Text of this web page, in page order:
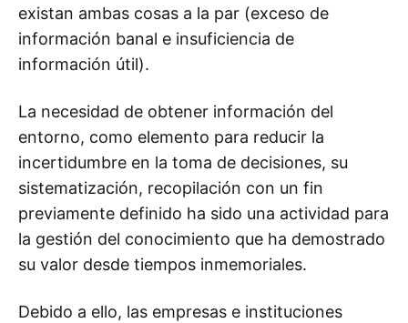
existan ambas cosas a la par (exceso de
información banal e insuficiencia de
información útil).
La necesidad de obtener información del
entorno, como elemento para reducir la
incertidumbre en la toma de decisiones, su
sistematización, recopilación con un fin
previamente definido ha sido una actividad para
la gestión del conocimiento que ha demostrado
su valor desde tiempos inmemoriales.
Debido a ello, las empresas e instituciones